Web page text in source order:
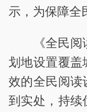
示，为保障全
《全民
划地设置覆盖
效的全民阅读
到实处，持续